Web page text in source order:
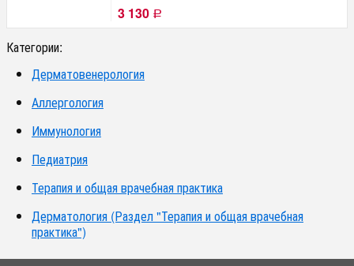
3 130 Р
Категории:
Дерматовенерология
Аллергология
Иммунология
Педиатрия
Терапия и общая врачебная практика
Дерматология (Раздел "Терапия и общая врачебная
практика")